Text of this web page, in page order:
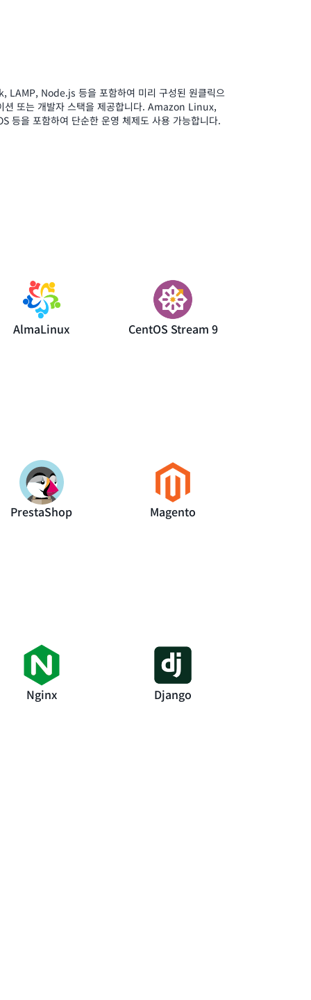
Node.js 등을 포함하여 미리 구성된 원클릭으
션 또는 개발자 스택을 제공합니다. Amazon Linux,
을 포함하여 단순한 운영 체제도 사용 가능합니다.
AlmaLinux CentOS Stream 9
PrestaShop Magento
Nginx Django